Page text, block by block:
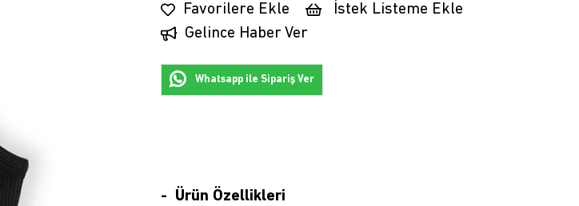
Favorilere Ekle
İstek Listeme Ekle
Gelince Haber Ver
Whatsapp ile Sipariş Ver
Ürün Özellikleri